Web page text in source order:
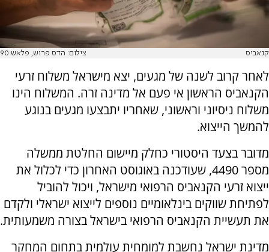
קנאביס צילום: הדס פרוש, פלאש 90
‏לאחר קרוב לשנה של מגעים, יצא מישראל משלוח זרעי
הקנאביס הראשון אי פעם אל מדינה זרה. המשלוח הינו
משלוח ניסיוני וראשוני, שאחריו יתבצעו מגעים בנוגע
להמשך הייצוא.
מדובר בצעד היסטורי כחלק מיישום החלטת ממשלה
מספר 4490, שעודכנה באוגוסט האחרון כדי לכלול את
ייצוא זרעי הקנאביס הרפואי מישראל, ויכול להוביל
לפתיחת שווקים בינלאומיים נוספים לייצוא ישראלי ולקדם
את תעשיית הקנאביס הרפואי בישראל בצורה משמעותית.
מדינת ישראל נחשבת למומחית עולמית בתחום המחקר